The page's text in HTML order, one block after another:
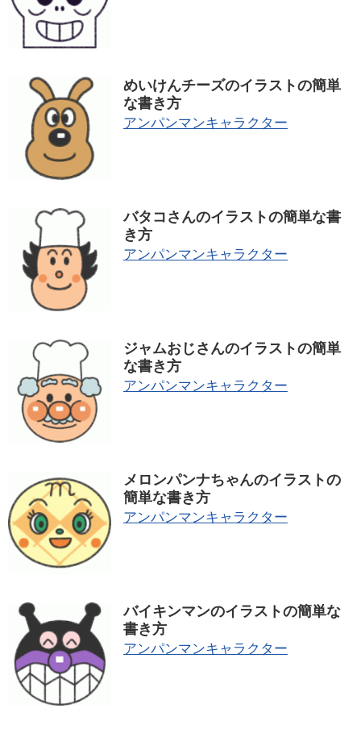
めいけんチーズのイラストの簡単
な書き方
アンパンマンキャラクター
バタコさんのイラストの簡単な書
き方
アンパンマンキャラクター
ジャムおじさんのイラストの簡単
な書き方
アンパンマンキャラクター
メロンパンナちゃんのイラストの
簡単な書き方
アンパンマンキャラクター
バイキンマンのイラストの簡単な
書き方
アンパンマンキャラクター